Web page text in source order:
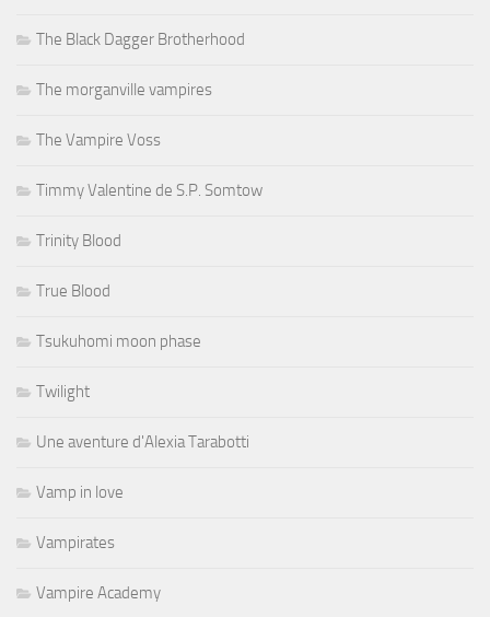
The Black Dagger Brotherhood
The morganville vampires
The Vampire Voss
Timmy Valentine de S.P. Somtow
Trinity Blood
True Blood
Tsukuhomi moon phase
Twilight
Une aventure d'Alexia Tarabotti
Vamp in love
Vampirates
Vampire Academy